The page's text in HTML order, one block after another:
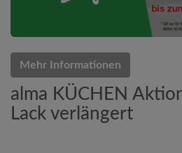
Mehr Informationen
alma KÜCHEN
Lack verlängert